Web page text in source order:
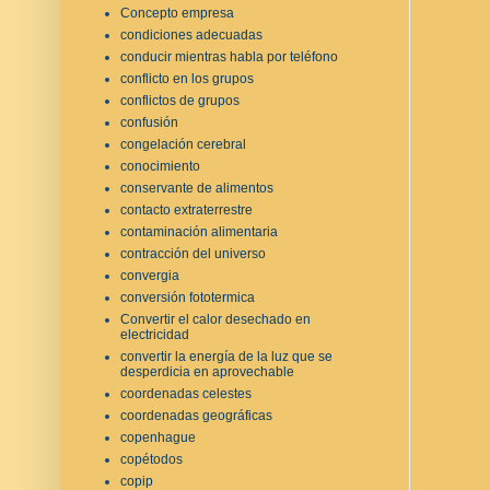
Concepto empresa
condiciones adecuadas
conducir mientras habla por teléfono
conflicto en los grupos
conflictos de grupos
confusión
congelación cerebral
conocimiento
conservante de alimentos
contacto extraterrestre
contaminación alimentaria
contracción del universo
convergia
conversión fototermica
Convertir el calor desechado en
electricidad
convertir la energía de la luz que se
desperdicia en aprovechable
coordenadas celestes
coordenadas geográficas
copenhague
copétodos
copip